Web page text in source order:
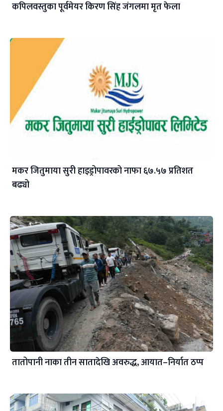
कपिलवस्तुका पूर्वमेयर किरण सिंह जंगलमा मृत फेला
मकर जितुमाया सुरी हाइड्रोपावरको नाफा ६७.५७ प्रतिशत
बढ्यो
तातोपानी नाका तीन सातादेखि अवरुद्ध, आयात–निर्यात ठप्प